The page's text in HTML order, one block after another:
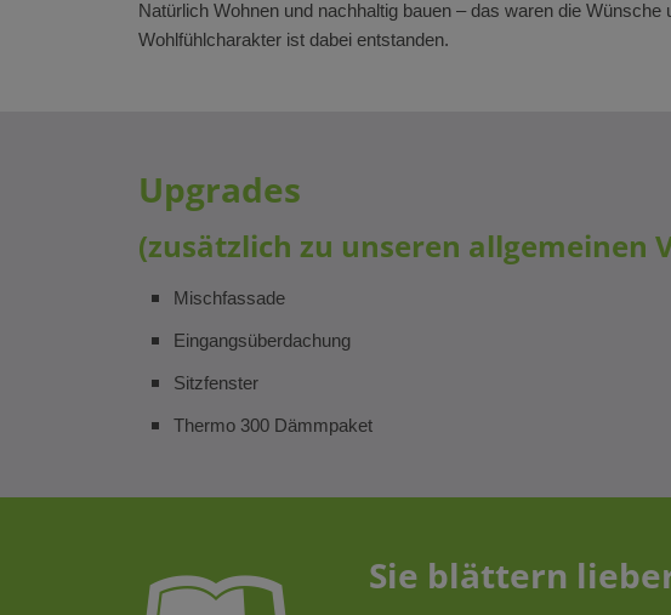
Natürlich Wohnen und nachhaltig bauen – das waren die
Wohlfühlcharakter ist dabei entstanden.
Upgrades
(zusätzlich zu unseren allgemeinen
Mischfassade
Eingangsüberdachung
Sitzfenster
Thermo 300 Dämmpaket
Sie blättern